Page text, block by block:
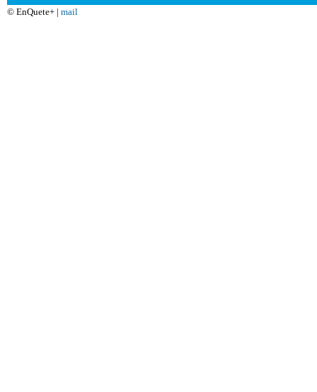
© EnQuete+ | mail